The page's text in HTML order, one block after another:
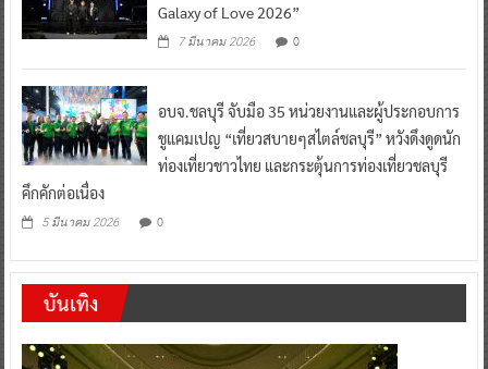
Galaxy of Love 2026”
7 มีนาคม 2026 0
อบจ.ชลบุรี จับมือ 35 หน่วยงานและผู้ประกอบการ
ชูแคมเปญ “เที่ยวสบายๆสไตล์ชลบุรี” หวังดึงดูดนัก
ท่องเที่ยวชาวไทย และกระตุ้นการท่องเที่ยวชลบุรี
คึกคักต่อเนื่อง
5 มีนาคม 2026 0
บันเทิง